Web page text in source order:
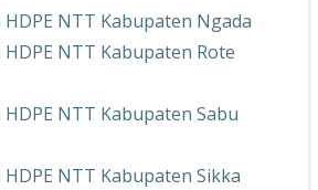
NTT Kabupaten Ngada
NTT Kabupaten Rote
NTT Kabupaten Sabu
NTT Kabupaten Sikka